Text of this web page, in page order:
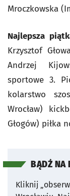
Mroczkowska
Najlepsza
Krzysztof
Andrzej
sportowe 3.
kolarstwo
Wrocław)
Głogów) piłka
BĄDŹ NA
Kliknij